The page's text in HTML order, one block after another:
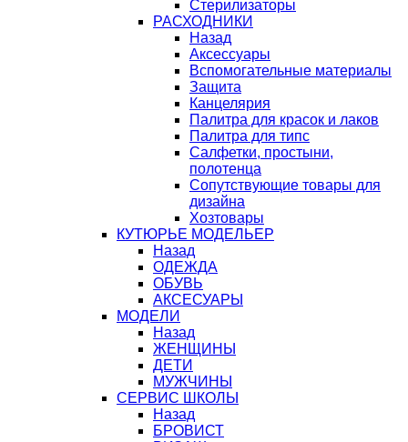
Стерилизаторы
РАСХОДНИКИ
Назад
Аксессуары
Вспомогательные материалы
Защита
Канцелярия
Палитра для красок и лаков
Палитра для типс
Салфетки, простыни,
полотенца
Сопутствующие товары для
дизайна
Хозтовары
КУТЮРЬЕ МОДЕЛЬЕР
Назад
ОДЕЖДА
ОБУВЬ
АКСЕСУАРЫ
МОДЕЛИ
Назад
ЖЕНЩИНЫ
ДЕТИ
МУЖЧИНЫ
СЕРВИС ШКОЛЫ
Назад
БРОВИСТ